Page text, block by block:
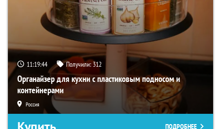
11:19:43 Получили: 312
Органайзер для кухни с пластиковым подносом и
контейнерами
Россия
ПОДРОБНЕЕ